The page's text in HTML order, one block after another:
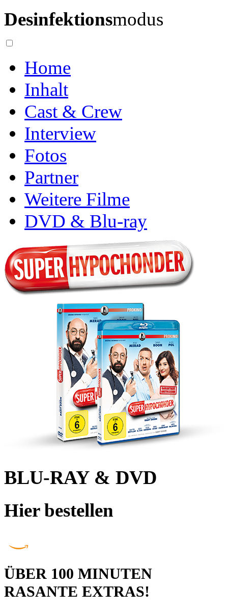
Desinfektionsmodus
Home
Inhalt
Cast & Crew
Interview
Fotos
Partner
Weitere Filme
DVD & Blu-ray
BLU-RAY & DVD
Hier bestellen
ÜBER 100 MINUTEN
RASANTE EXTRAS!